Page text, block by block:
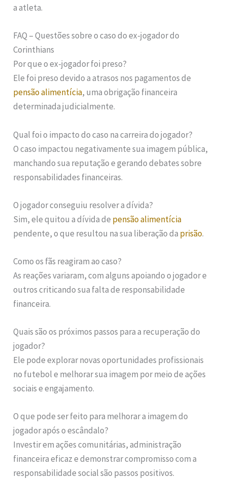
a atleta.
FAQ – Questões sobre o caso do ex-jogador do
Corinthians
Por que o ex-jogador foi preso?
Ele foi preso devido a atrasos nos pagamentos de
pensão alimentícia, uma obrigação financeira
determinada judicialmente.
Qual foi o impacto do caso na carreira do jogador?
O caso impactou negativamente sua imagem pública,
manchando sua reputação e gerando debates sobre
responsabilidades financeiras.
O jogador conseguiu resolver a dívida?
Sim, ele quitou a dívida de pensão alimentícia
pendente, o que resultou na sua liberação da prisão.
Como os fãs reagiram ao caso?
As reações variaram, com alguns apoiando o jogador e
outros criticando sua falta de responsabilidade
financeira.
Quais são os próximos passos para a recuperação do
jogador?
Ele pode explorar novas oportunidades profissionais
no futebol e melhorar sua imagem por meio de ações
sociais e engajamento.
O que pode ser feito para melhorar a imagem do
jogador após o escândalo?
Investir em ações comunitárias, administração
financeira eficaz e demonstrar compromisso com a
responsabilidade social são passos positivos.